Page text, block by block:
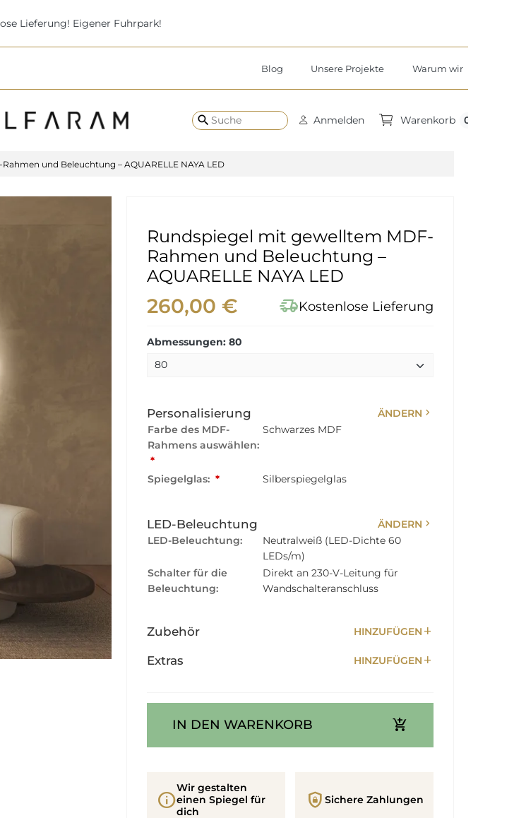
Lieferung! Eigener Fuhrpark!
Blog Unsere Projekte Warum wir
search Anmelden Warenkorb 0
und Beleuchtung – AQUARELLE NAYA LED
Rundspiegel mit gewelltem MDF-
Rahmen und Beleuchtung –
AQUARELLE NAYA LED
260,00 € delivery_truck_speedKostenlose Lieferung
Abmessungen: 80
Personalisierung ÄNDERN chevron_right
Farbe des MDF-
Rahmens auswählen:
*
Schwarzes MDF
Spiegelglas: * Silberspiegelglas
LED-Beleuchtung ÄNDERN chevron_right
LED-Beleuchtung:
Neutralweiß (LED-Dichte 60
LEDs/m)
Schalter für die
Beleuchtung:
Direkt an 230-V-Leitung für
Wandschalteranschluss
Zubehör HINZUFÜGEN add
Extras HINZUFÜGEN add
IN DEN WARENKORB add_shopping_cart
info
Wir gestalten
einen Spiegel für
dich
shield_lock Sichere Zahlungen